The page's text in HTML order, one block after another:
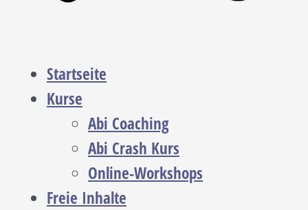
Startseite
Kurse
Abi Coaching
Abi Crash Kurs
Online-Workshops
Freie Inhalte